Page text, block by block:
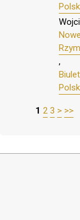
,
1 2 3 > >>